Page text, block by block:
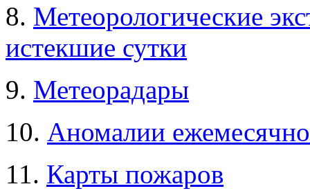
8. Метеорологические
истекшие сутки
9. Метеорадары
10. Аномалии
11. Карты пожаров